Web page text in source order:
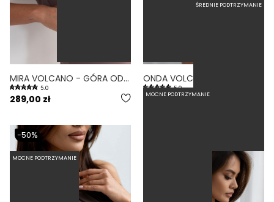
MIRA VOLCANO - GÓRA OD BIKINI PUSH-UP USZTYWNIANA FIOLETOWY
5.0
289,00 zł
5.0
99,50 zł 199,00 zł
MOCNE PODTRZYMANIE
-50%
ŚREDNIE PODTRZYMANIE
MOCNE PODTRZYMANIE